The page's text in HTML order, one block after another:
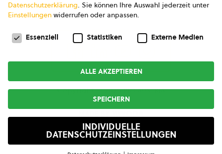
Copyright © 2026bio austria
Datenschutzerklärung. Sie können Ihre Auswahl jederzeit unter
Einstellungen widerrufen oder anpassen.
Datenschutzeinstellungen
Essenziell Statistiken Externe Medien
ALLE AKZEPTIEREN
SPEICHERN
INDIVIDUELLE
DATENSCHUTZEINSTELLUNGEN